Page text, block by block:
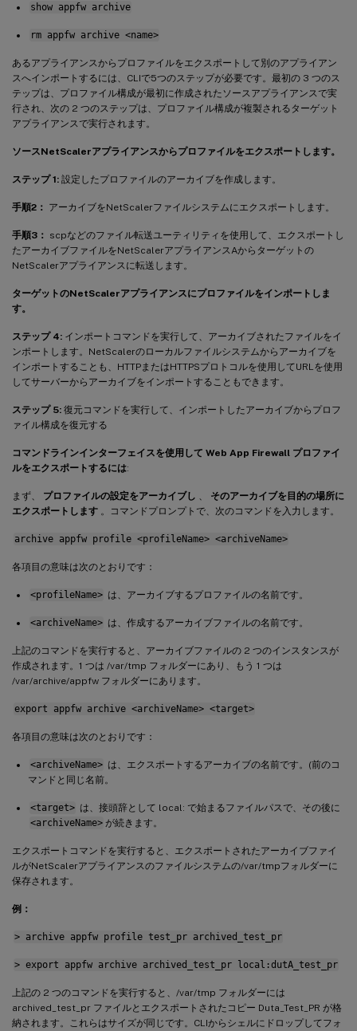
show appfw archive
rm appfw archive <name>
あるアプライアンスからプロファイルをエクスポートして別のアプライアン
スへインポートするには、CLIで5つのステップが必要です。最初の 3 つのス
テップは、プロファイル構成が最初に作成されたソースアプライアンスで実
行され、次の 2 つのステップは、プロファイル構成が複製されるターゲット
アプライアンスで実行されます。
ソースNetScalerアプライアンスからプロファイルをエクスポートします。
ステップ 1: 設定したプロファイルのアーカイブを作成します。
手順2： アーカイブをNetScalerファイルシステムにエクスポートします。
手順3：
scpなどのファイル転送ユーティリティを使用して、エクスポートし
たアーカイブファイルをNetScalerアプライアンスAからターゲットの
NetScalerアプライアンスに転送します。
ターゲットのNetScalerアプライアンスにプロファイルをインポートしま
す。
ステップ 4: インポートコマンドを実行して、アーカイブされたファイルをイ
ンポートします。NetScalerのローカルファイルシステムからアーカイブを
インポートすることも、HTTPまたはHTTPSプロトコルを使用してURLを使用
してサーバーからアーカイブをインポートすることもできます。
ステップ 5: 復元コマンドを実行して、インポートしたアーカイブからプロフ
ァイル構成を復元する
コマンドラインインターフェイスを使用して Web App Firewall プロファイ
ルをエクスポートするには:
まず、 プロファイルの設定をアーカイブし
そのアーカイブを目的の場所に
エクスポートします 。コマンドプロンプトで、次のコマンドを入力します。
archive appfw profile <profileName> <archiveName>
各項目の意味は次のとおりです：
<profileName> は、アーカイブするプロファイルの名前です。
<archiveName> は、作成するアーカイブファイルの名前です。
上記のコマンドを実行すると、アーカイブファイルの 2 つのインスタンスが
作成されます。1 つは /var/tmp フォルダーにあり、もう 1 つは
/var/archive/appfw フォルダーにあります。
export appfw archive <archiveName> <target>
各項目の意味は次のとおりです：
<archiveName> は、エクスポートするアーカイブの名前です。(前のコ
マンドと同じ名前。
<target> は、接頭辞として local: で始まるファイルパスで、その後に
<archiveName> が続きます。
エクスポートコマンドを実行すると、エクスポートされたアーカイブファイ
ルがNetScalerアプライアンスのファイルシステムの/var/tmpフォルダーに
保存されます。
例：
> archive appfw profile test_pr archived_test_pr
> export appfw archive archived_test_pr local:dutA_test_pr
上記の 2 つのコマンドを実行すると、/var/tmp フォルダーには
archived_test_pr ファイルとエクスポートされたコピー Duta_Test_PR が格
納されます。これらはサイズが同じです。CLIからシェルにドロップしてフォ